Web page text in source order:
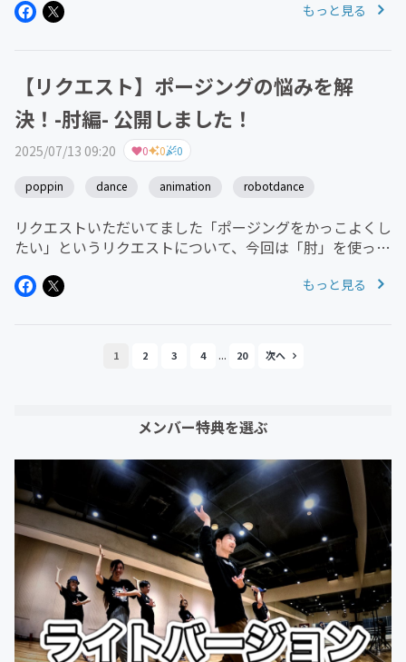
動かす意識を持ってやってみてください！
もっと見る
【リクエスト】ポージングの悩みを解
決！-肘編- 公開しました！
2025/07/13 09:20 0 0 0
poppin dance animation robotdance
リクエストいただいてました「ポージングをかっこよくし
たい」というリクエストについて、今回は「肘」を使って
てくださいね！
もっと見る
1 2 3 4 ... 20
メンバー特典を選ぶ